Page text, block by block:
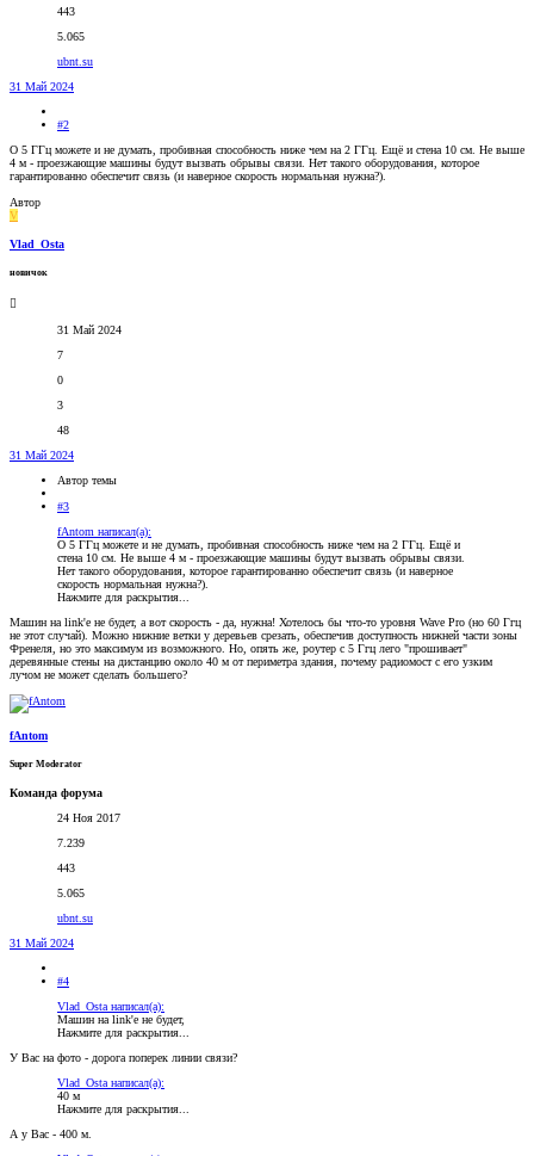
443
5.065
ubnt.su
31 Май 2024
#2
О 5 ГГц можете и не думать, пробивная способность ниже чем на 2 ГГц. Ещё и стена 10 см. Не выше
4 м - проезжающие машины будут вызвать обрывы связи. Нет такого оборудования, которое
гарантированно обеспечит связь (и наверное скорость нормальная нужна?).
Автор
V
Vlad_Osta
новичок
31 Май 2024
7
0
3
48
31 Май 2024
Автор темы
#3
fAntom написал(а):
О 5 ГГц можете и не думать, пробивная способность ниже чем на 2 ГГц. Ещё и
стена 10 см. Не выше 4 м - проезжающие машины будут вызвать обрывы связи.
Нет такого оборудования, которое гарантированно обеспечит связь (и наверное
скорость нормальная нужна?).
Нажмите для раскрытия...
Машин на link'е не будет, а вот скорость - да, нужна! Хотелось бы что-то уровня Wave Pro (но 60 Ггц
не этот случай). Можно нижние ветки у деревьев срезать, обеспечив доступность нижней части зоны
Френеля, но это максимум из возможного. Но, опять же, роутер с 5 Ггц лего "прошивает"
деревянные стены на дистанцию около 40 м от периметра здания, почему радиомост с его узким
лучом не может сделать большего?
fAntom
Super Moderator
Команда форума
24 Ноя 2017
7.239
443
5.065
ubnt.su
31 Май 2024
#4
Vlad_Osta написал(а):
Машин на link'е не будет,
Нажмите для раскрытия...
У Вас на фото - дорога поперек линии связи?
Vlad_Osta написал(а):
40 м
Нажмите для раскрытия...
А у Вас - 400 м.